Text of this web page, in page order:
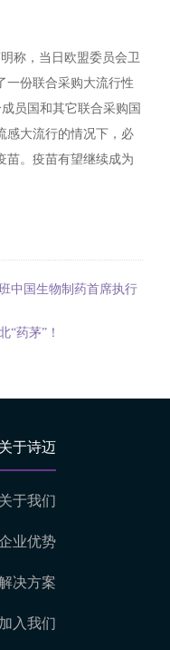
称，当日欧盟委员会卫
一份联合采购大流行性
员国和其它联合采购国
感大流行的情况下，必
苗。疫苗有望继续成为
中国生物制药首席执行
“药茅”！
关于诗迈
关于我们
业优势
决方案
加入我们